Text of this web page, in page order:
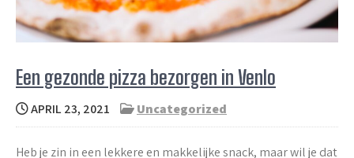
Een gezonde pizza bezorgen in Venlo
APRIL 23, 2021 Uncategorized
Heb je zin in een lekkere en makkelijke snack, maar wil je dat